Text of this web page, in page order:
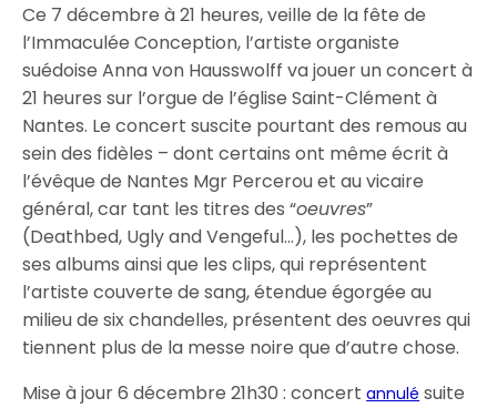
Ce 7 décembre à 21 heures, veille de la fête de
l’Immaculée Conception, l’artiste organiste
suédoise Anna von Hausswolff va jouer un concert à
21 heures sur l’orgue de l’église Saint-Clément à
Nantes. Le concert suscite pourtant des remous au
sein des fidèles – dont certains ont même écrit à
l’évêque de Nantes Mgr Percerou et au vicaire
général, car tant les titres des “oeuvres”
(Deathbed, Ugly and Vengeful…), les pochettes de
ses albums ainsi que les clips, qui représentent
l’artiste couverte de sang, étendue égorgée au
milieu de six chandelles, présentent des oeuvres qui
tiennent plus de la messe noire que d’autre chose.
Mise à jour 6 décembre 21h30 : concertannulé suite